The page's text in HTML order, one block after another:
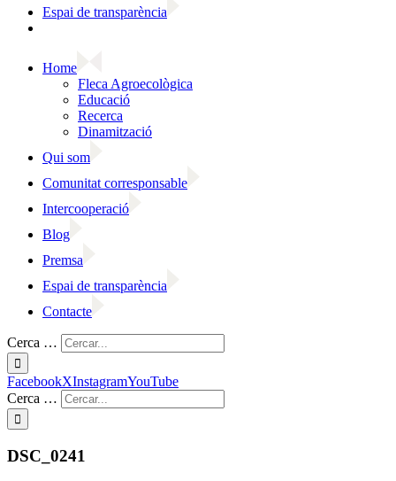
Espai de transparència
Home
Fleca Agroecològica
Educació
Recerca
Dinamització
Qui som
Comunitat corresponsable
Intercooperació
Blog
Premsa
Espai de transparència
Contacte
Cerca …
FacebookXInstagramYouTube
Cerca …
DSC_0241